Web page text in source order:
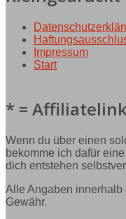
Impressum
Start
* =
Wenn du über einen
bekomme ich dafür
dich entstehen
Alle Angaben
Gewähr.